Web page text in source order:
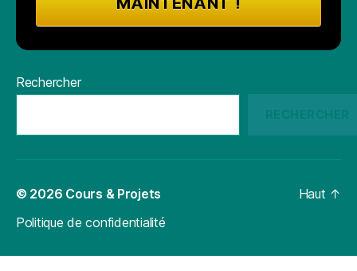
Rechercher
© 2026 Cours & Projets
Politique de confidentialité
Haut ↑